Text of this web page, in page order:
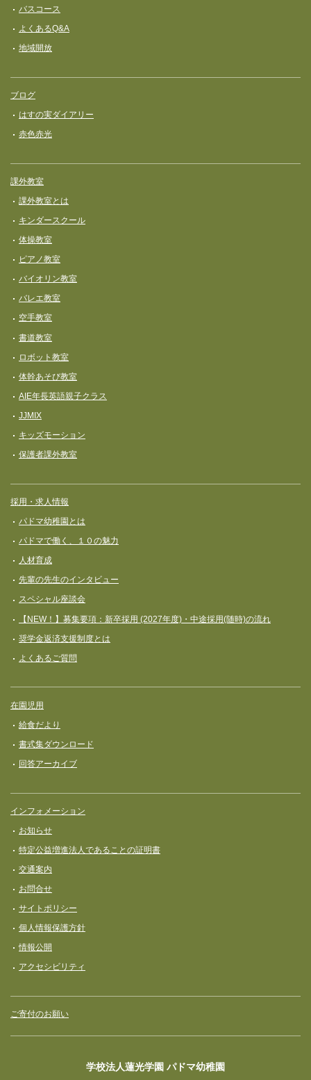
バスコース
よくあるQ&A
地域開放
ブログ
はすの実ダイアリー
赤色赤光
課外教室
課外教室とは
キンダースクール
体操教室
ピアノ教室
バイオリン教室
バレエ教室
空手教室
書道教室
ロボット教室
体幹あそび教室
AIE年長英語親子クラス
JJMIX
キッズモーション
保護者課外教室
採用・求人情報
パドマ幼稚園とは
パドマで働く、１０の魅力
人材育成
先輩の先生のインタビュー
スペシャル座談会
【NEW！】募集要項：新卒採用 (2027年度)・中途採用(随時)の流れ
奨学⾦返済⽀援制度とは
よくあるご質問
在園児用
給食だより
書式集ダウンロード
回答アーカイブ
インフォメーション
お知らせ
特定公益増進法人であることの証明書
交通案内
お問合せ
サイトポリシー
個人情報保護方針
情報公開
アクセシビリティ
ご寄付のお願い
学校法人蓮光学園 パドマ幼稚園